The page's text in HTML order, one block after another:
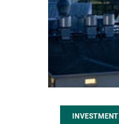
INVESTMENT